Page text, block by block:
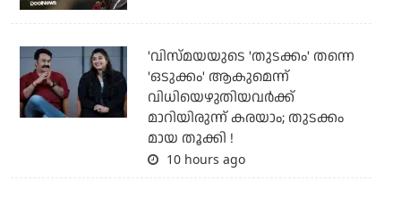
'വിസ്മയയുടെ 'തുടക്കം' തന്നെ
'ഒടുക്കം' ആകുമെന്ന്
വിധിയെഴുതിയവര്‍ക്ക്
മാറിയിരുന്ന് കരയാം; തുടക്കം
മായ തൂക്കി !
10 hours ago